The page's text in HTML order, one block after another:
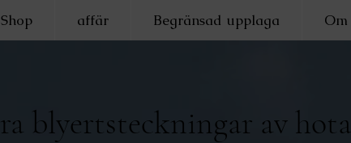
Shop affär Begränsad upplaga
blyertsteckningar av